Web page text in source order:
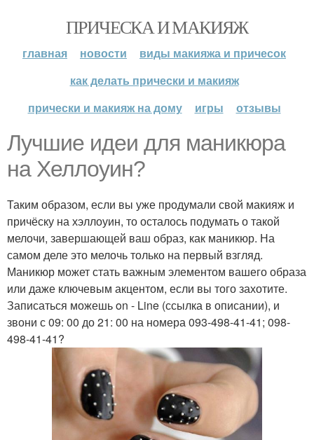
ПРИЧЕСКА И МАКИЯЖ
главная новости
виды макияжа и причесок
как делать прически и макияж
прически и макияж на дому
игры отзывы
Лучшие идеи для маникюра
на Хеллоуин?
Таким образом, если вы уже продумали свой макияж и
причёску на хэллоуин, то осталось подумать о такой
мелочи, завершающей ваш образ, как маникюр. На
самом деле это мелочь только на первый взгляд.
Маникюр может стать важным элементом вашего образа
или даже ключевым акцентом, если вы того захотите.
Записаться можешь on - Line (ссылка в описании), и
звони с 09: 00 до 21: 00 на номера 093-498-41-41; 098-
498-41-41?